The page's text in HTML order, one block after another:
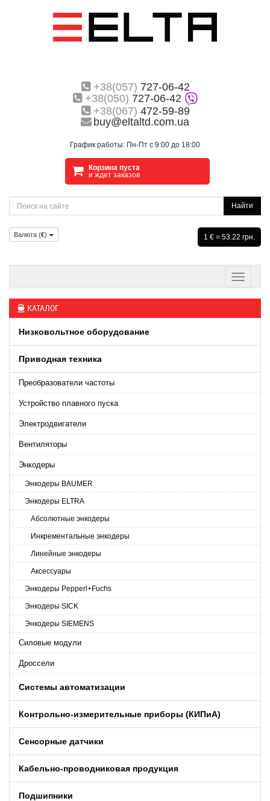
+38(057) 727-06-42
+38(050) 727-06-42
+38(067) 472-59-89
buy@eltaltd.com.ua
График работы: Пн-Пт с 9:00 до 18:00
Корзина пуста
и ждет заказов
Найти
Валюта (€) 1 € = 53.22 грн.
КАТАЛОГ
Низковольтное оборудование
Приводная техника
Преобразователи частоты
Устройство плавного пуска
Электродвигатели
Вентиляторы
Энкодеры
Энкодеры BAUMER
Энкодеры ELTRA
Абсолютные энкодеры
Инкрементальные энкодеры
Линейные энкодеры
Аксессуары
Энкодеры Pepperl+Fuchs
Энкодеры SICK
Энкодеры SIEMENS
Силовые модули
Дроссели
Системы автоматизации
Контрольно-измерительные приборы (КИПиA)
Сенсорные датчики
Кабельно-проводниковая продукция
Подшипники